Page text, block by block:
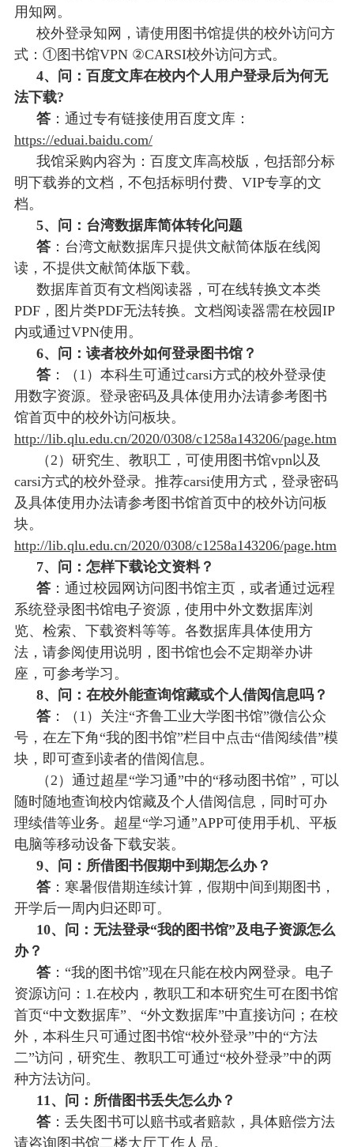
用知网。
校外登录知网，请使用图书馆提供的校外访问方
式： ①图书馆VPN ②CARSI校外访问方式。
4、问：百度文库在校内个人用户登录后为何无
法下载?
答：通过专有链接使用百度文库：
https://eduai.baidu.com/
我馆采购内容为：百度文库高校版，包括部分标
明下载券的文档，不包括标明付费、 VIP专享的文
档。
5、问：台湾数据库简体转化问题
答：台湾文献数据库只提供文献简体版在线阅
读，不提供文献简体版下载。
数据库首页有文档阅读器，可在线转换文本类
PDF，图片类PDF无法转换。文档阅读器需在校园IP
内或通过VPN使用。
6、问：读者校外如何登录图书馆？
答：（ 1）本科生可通过carsi方式的校外登录使
用数字资源。登录密码及具体使用办法请参考图书
馆首页中的校外访问板块。
http://lib.qlu.edu.cn/2020/0308/c1258a143206/page.htm
（ 2）研究生、教职工，可使用图书馆vpn以及
carsi方式的校外登录。推荐carsi使用方式，登录密码
及具体使用办法请参考图书馆首页中的校外访问板
块。
http://lib.qlu.edu.cn/2020/0308/c1258a143206/page.htm
7、问：怎样下载论文资料？
答：通过校园网访问图书馆主页，或者通过远程
系统登录图书馆电子资源，使用中外文数据库浏
览、检索、下载资料等等。各数据库具体使用方
法，请参阅使用说明，图书馆也会不定期举办讲
座，可参考学习。
8、问：在校外能查询馆藏或个人借阅信息吗？
答：（ 1）关注“齐鲁工业大学图书馆”微信公众
号，在左下角“我的图书馆”栏目中点击“借阅续借”模
块，即可查到读者的借阅信息。
（ 2）通过超星“学习通”中的“移动图书馆”，可以
随时随地查询校内馆藏及个人借阅信息，同时可办
理续借等业务。超星“学习通”APP可使用手机、平板
电脑等移动设备下载安装。
9、问：所借图书假期中到期怎么办？
答：寒暑假借期连续计算，假期中间到期图书，
开学后一周内归还即可。
10、问：无法登录“我的图书馆”及电子资源怎么
办？
答： “我的图书馆”现在只能在校内网登录。电子
资源访问：1.在校内，教职工和本研究生可在图书馆
首页“中文数据库”、“外文数据库”中直接访问；在校
外，本科生只可通过图书馆“校外登录”中的“方法
二”访问，研究生、教职工可通过“校外登录”中的两
种方法访问。
11、问：所借图书丢失怎么办？
答：丢失图书可以赔书或者赔款，具体赔偿方法
请咨询图书馆二楼大厅工作人员。